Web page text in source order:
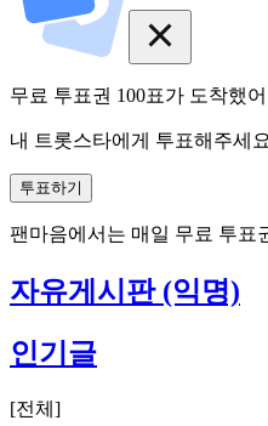
무료 투표권 100표가 도착했
내 트롯스타에게 투표해주세
투표하기
팬마음에서는 매일 무료 투표
자유게시판 (익명)
인기글
[전체 ]